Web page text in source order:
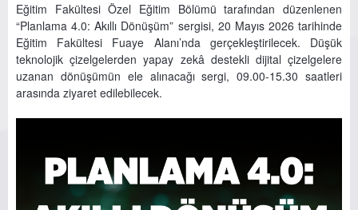
Eğitim Fakültesi Özel Eğitim Bölümü tarafından düzenlenen
“Planlama 4.0: Akıllı Dönüşüm” sergisi, 20 Mayıs 2026 tarihinde
Eğitim Fakültesi Fuaye Alanı’nda gerçekleştirilecek. Düşük
teknolojik çizelgelerden yapay zekâ destekli dijital çizelgelere
uzanan dönüşümün ele alınacağı sergi, 09.00-15.30 saatleri
arasında ziyaret edilebilecek.